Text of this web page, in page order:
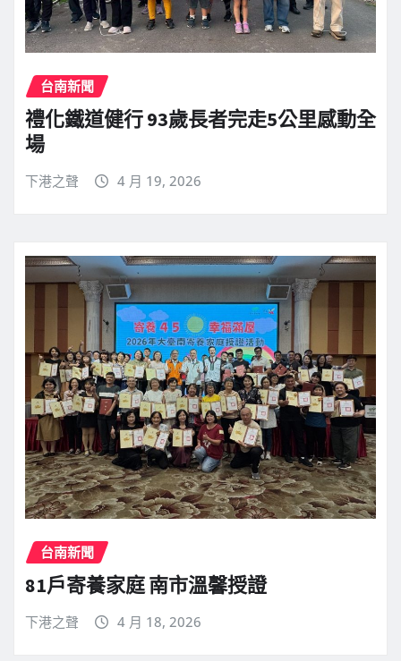
台南新聞
禮化鐵道健行 93歲長者完走5公里感動全
場
下港之聲 4 月 19, 2026
台南新聞
81戶寄養家庭 南市溫馨授證
下港之聲 4 月 18, 2026